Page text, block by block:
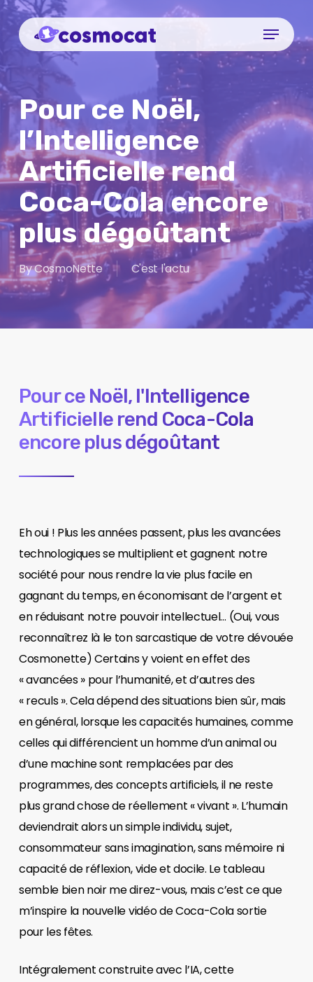
Skip
to
main
content
Menu
Pour ce Noël,
l’Intelligence
Artificielle rend
Coca-Cola encore
plus dégoûtant
ByCosmoNette C'est l'actu
Pour ce Noël, l'Intelligence
Artificielle rend Coca-Cola
encore plus dégoûtant
Eh oui ! Plus les années passent, plus les avancées
technologiques se multiplient et gagnent notre
société pour nous rendre la vie plus facile en
gagnant du temps, en économisant de l’argent et
en réduisant notre pouvoir intellectuel… (Oui, vous
reconnaîtrez là le ton sarcastique de votre dévouée
Cosmonette) Certains y voient en effet des
« avancées » pour l’humanité, et d’autres des
« reculs ». Cela dépend des situations bien sûr, mais
en général, lorsque les capacités humaines, comme
celles qui différencient un homme d’un animal ou
d’une machine sont remplacées par des
programmes, des concepts artificiels, il ne reste
plus grand chose de réellement « vivant ». L’humain
deviendrait alors un simple individu, sujet,
consommateur sans imagination, sans mémoire ni
capacité de réflexion, vide et docile. Le tableau
semble bien noir me direz-vous, mais c’est ce que
m’inspire la nouvelle vidéo de Coca-Cola sortie
pour les fêtes.
Intégralement construite avec l’IA, cette
Close
Menu